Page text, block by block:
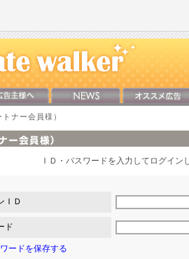
ナー会員様）
ＩＤ・パスワードを入力してログイン
ＩＤ
ド
ードを保存する